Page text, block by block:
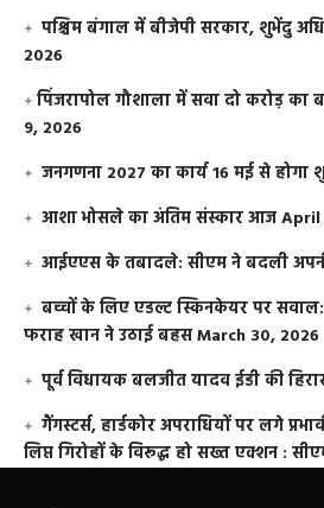
पश्चिम बंगाल में बीजेपी सरकार, शुभेंदु
2026
​पिंजरापोल गौशाला में सवा दो करोड़ का
9, 2026
जनगणना 2027 का कार्य 16 मई से होगा
आशा भोसले का अंतिम संस्कार आजApril
आईएएस के तबादले: सीएम ने बदली
बच्चों के लिए एडल्ट स्किनकेयर पर
फराह खान ने उठाई बहसMarch 30, 2026
पूर्व विधायक बलजीत यादव ईडी की
गैंगस्टर्स, हार्डकोर अपराधियों पर लगे
लिप्त गिरोहों के विरूद्ध हो सख्त एक्शन :